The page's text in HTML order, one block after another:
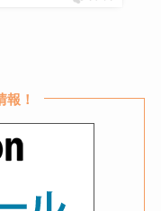
・TSUTAYA・ゲオ
特典をチェック！
報！